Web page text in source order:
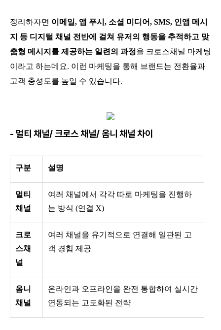
정리하자면 이메일, 앱 푸시, 소셜 미디어, SMS, 인앱 메시
지 등 디지털 채널 전반에 걸쳐 유저의 행동을 추적하고 맞
춤형 메시지를 제공하는 일련의 과정을 크로스채널 마케팅
이라고 하는데요. 이런 마케팅을 통해 브랜드는 전환율과
고객 충성도를 높일 수 있습니다.
- 멀티 채널/ 크로스 채널/ 옴니 채널 차이
구분 설명
멀티
채널
여러 채널에서 각각 따로 마케팅을 진행하
는 방식 (연결 X)
크로
스채
널
여러 채널을 유기적으로 연결해 일관된 고
객 경험 제공
옴니
채널
온라인과 오프라인을 완전 통합하여 실시간
연동되는 고도화된 전략